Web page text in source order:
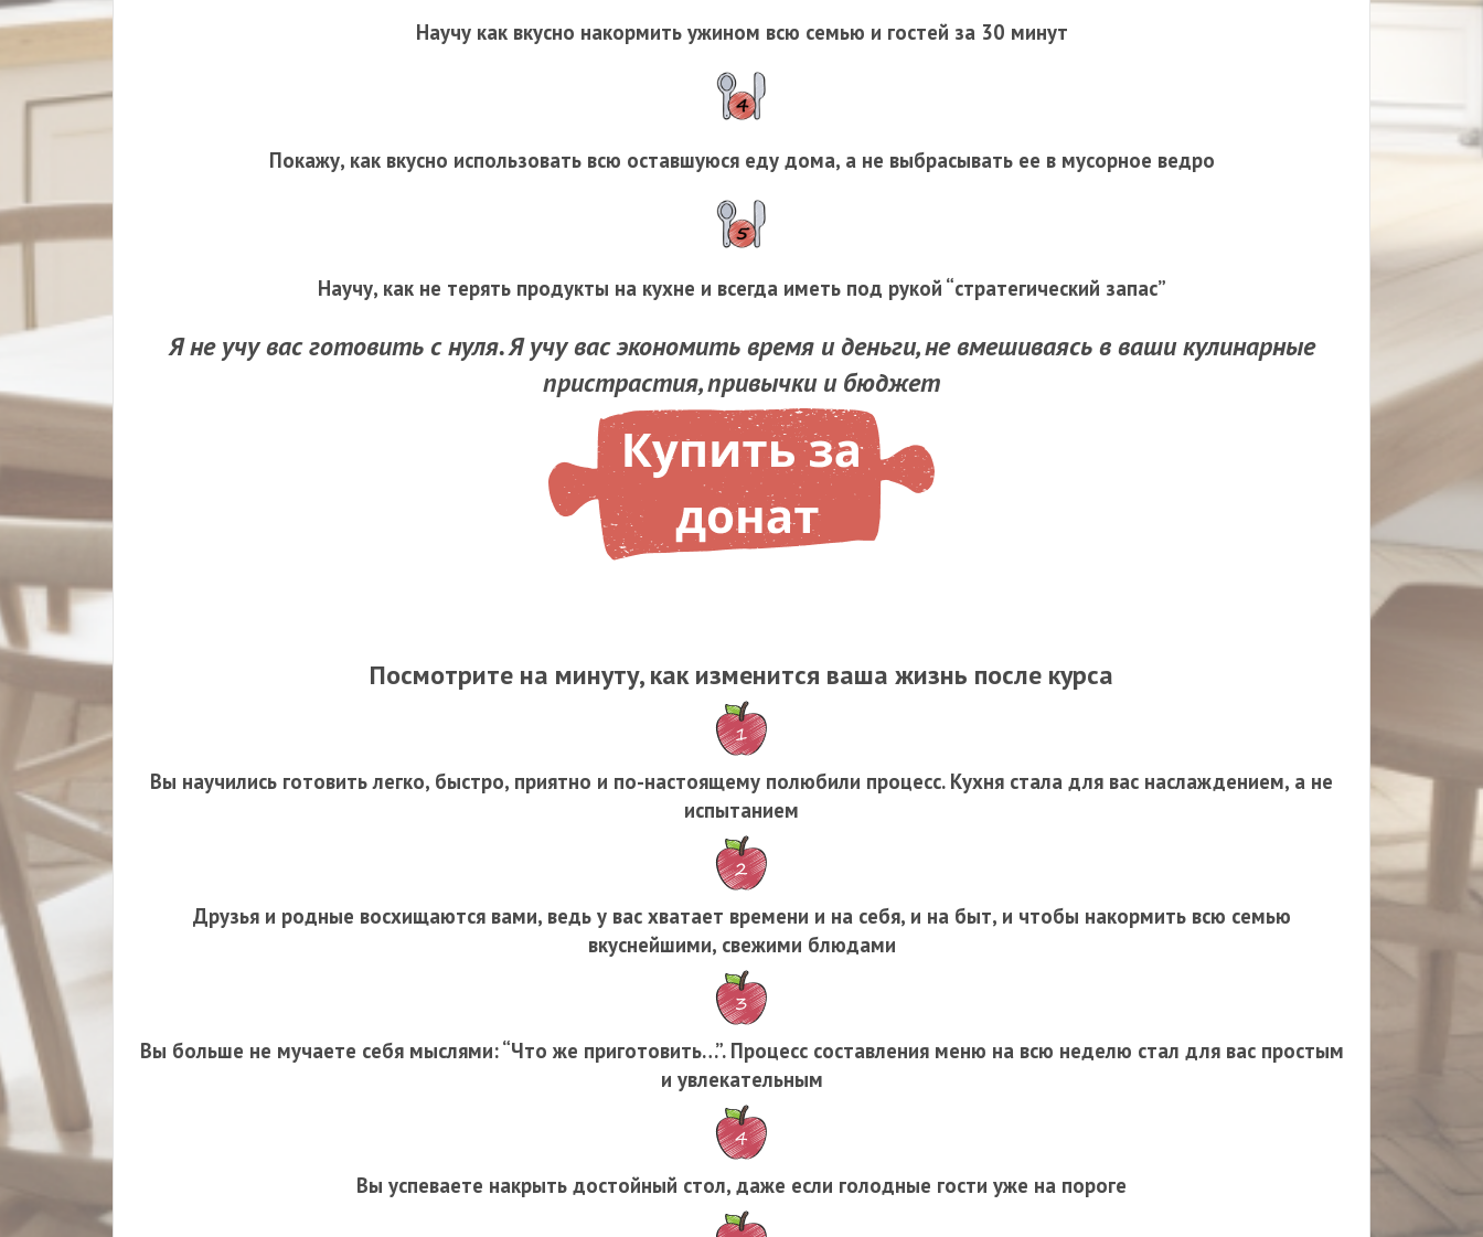
Научу как вкусно накормить ужином всю семью и гостей за 30 минут
Покажу, как вкусно использовать всю оставшуюся еду дома, а не выбрасывать ее в мусорное ведро
Научу, как не терять продукты на кухне и всегда иметь под рукой “стратегический запас”
Я не учу вас готовить с нуля. Я учу вас экономить время и деньги, не вмешиваясь в ваши кулинарные
пристрастия, привычки и бюджет
Посмотрите на минуту, как изменится ваша жизнь после курса
Вы научились готовить легко, быстро, приятно и по-настоящему полюбили процесс. Кухня стала для вас наслаждением, а не
испытанием
Друзья и родные восхищаются вами, ведь у вас хватает времени и на себя, и на быт, и чтобы накормить всю семью
вкуснейшими, свежими блюдами
Вы больше не мучаете себя мыслями: “Что же приготовить…”. Процесс составления меню на всю неделю стал для вас простым
и увлекательным
Вы успеваете накрыть достойный стол, даже если голодные гости уже на пороге